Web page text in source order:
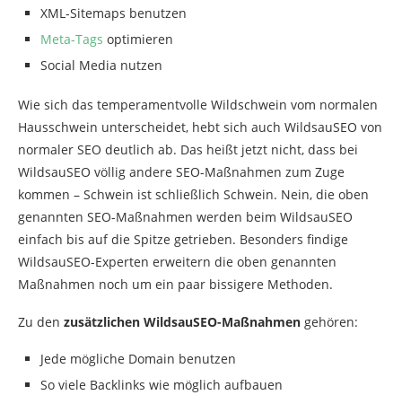
XML-Sitemaps benutzen
Meta-Tags optimieren
Social Media nutzen
Wie sich das temperamentvolle Wildschwein vom normalen
Hausschwein unterscheidet, hebt sich auch WildsauSEO von
normaler SEO deutlich ab. Das heißt jetzt nicht, dass bei
WildsauSEO völlig andere SEO-Maßnahmen zum Zuge
kommen – Schwein ist schließlich Schwein. Nein, die oben
genannten SEO-Maßnahmen werden beim WildsauSEO
einfach bis auf die Spitze getrieben. Besonders findige
WildsauSEO-Experten erweitern die oben genannten
Maßnahmen noch um ein paar bissigere Methoden.
Zu den zusätzlichen WildsauSEO-Maßnahmen gehören:
Jede mögliche Domain benutzen
So viele Backlinks wie möglich aufbauen